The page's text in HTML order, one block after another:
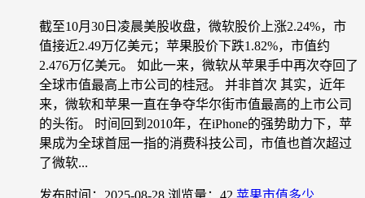
截至10月30日凌晨美股收盘，微软股价上涨2.24%，市
值接近2.49万亿美元；苹果股价下跌1.82%，市值约
2.476万亿美元。 如此一来，微软从苹果手中再次夺回了
全球市值最高上市公司的桂冠。 并非首次 其实，近年
来，微软和苹果一直在争夺华尔街市值最高的上市公司
的头衔。 时间回到2010年，在iPhone的强势助力下，苹
果成为全球首屈一指的消费科技公司，市值也首次超过
了微软...
发布时间：2025-08-28 浏览量：42 苹果市值多少